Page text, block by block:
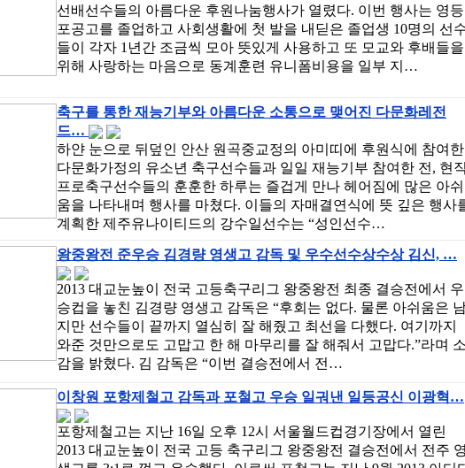
선배선수들의 아름다운 후원나눔행사가 열렸다. 이번 행사는 영등
포공고를 졸업하고 사회생활에 첫 발을 내딛은 졸업생 10명의 선
들이 각자 1년간 조금씩 모아 뜻있게 사용하고 또 모교와 후배들을
위해 사랑하는 마음으로 동계훈련 유니폼비용을 일부 지…
축구를 통한 재능기부와 아름다운 소통으로 맺어진 다문화레전
드…
하얀 눈으로 뒤덮인 안산 원곡중교정의 아미띠에 후원식에 참여한
다문화가정의 유소년 축구선수들과 일일 재능기부 참여한 전, 현직
프로축구선수들의 훈훈한 하루는 즐겁게 만나 헤어짐에 많은 아쉬
움을 나타내며 행사를 마쳤다. 이들의 자매결연식에 뜻 깊은 행사
계획한 제주유나이티드의 강수일선수는 “성인선수…
왕중왕전 준우승 김경량 영생고 감독 및 우수선수상수상 김신, …
2013 대교눈높이 전국 고등축구리그 왕중왕전 최종 결승전에서 우
승컵을 놓친 김경량 영생고 감독은 “후회는 없다. 물론 아쉬움은
지만 선수들이 끝까지 열심히 잘 해줬고 최선을 다했다. 여기까지
와준 것만으로도 고맙고 한 해 마무리를 잘 해줘서 고맙다.”라며 소
감을 밝혔다. 김 감독은 “이번 결승전에서 전…
이창원 포항제철고 감독과 포철고 우승 일궈낸 일등공신 이광혁…
포항제철고는 지난 16일 오후 12시 서울월드컵경기장에서 열린
2013 대교눈높이 전국 고등 축구리그 왕중왕전 결승전에서 전주 영